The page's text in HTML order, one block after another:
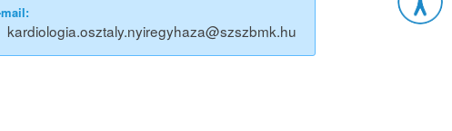
kardiologia.osztaly.nyiregyhaza@szszbmk.hu